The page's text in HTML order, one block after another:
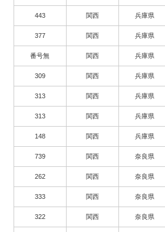
443 関西 兵庫県
377 関西 兵庫県
番号無 関西 兵庫県
309 関西 兵庫県
313 関西 兵庫県
313 関西 兵庫県
148 関西 兵庫県
739 関西 奈良県
262 関西 奈良県
333 関西 奈良県
322 関西 奈良県